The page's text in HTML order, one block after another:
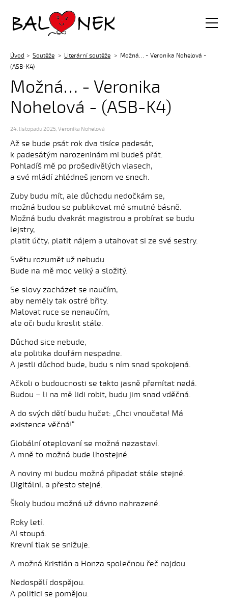
Balónek z.s.
Úvod Soutěže Literární soutěže
Možná… - Veronika Nohelová -
(ASB-K4)
Možná… - Veronika
Nohelová - (ASB-K4)
24. listopadu 2025,Veronika Nohelová
Až se bude psát rok dva tisíce padesát,
k padesátým narozeninám mi budeš přát.
Pohladíš mě po prošedivělých vlasech,
a své mládí zhlédneš jenom ve snech.
Zuby budu mít, ale důchodu nedočkám se,
možná budou se publikovat mé smutné básně.
Možná budu dvakrát magistrou a probírat se budu
lejstry,
platit účty, platit nájem a utahovat si ze své sestry.
Světu rozumět už nebudu.
Bude na mě moc velký a složitý.
Se slovy zacházet se naučím,
aby neměly tak ostré břity.
Malovat ruce se nenaučím,
ale oči budu kreslit stále.
Důchod sice nebude,
ale politika doufám nespadne.
A jestli důchod bude, budu s ním snad spokojená.
Ačkoli o budoucnosti se takto jasně přemítat nedá.
Budou – li na mě lidi robit, budu jim snad vděčná.
A do svých dětí budu hučet: „Chci vnoučata! Má
existence věčná!“
Globální oteplovaní se možná nezastaví.
A mně to možná bude lhostejné.
A noviny mi budou možná připadat stále stejné.
Digitální, a přesto stejné.
Školy budou možná už dávno nahrazené.
Roky letí.
AI stoupá.
Krevní tlak se snižuje.
A možná Kristián a Honza společnou řeč najdou.
Nedospělí dospějou.
A politici se pomějou.